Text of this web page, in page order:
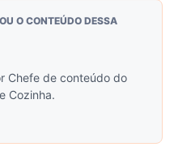
O CONTEÚDO DESSA
Chefe de conteúdo do
Cozinha.